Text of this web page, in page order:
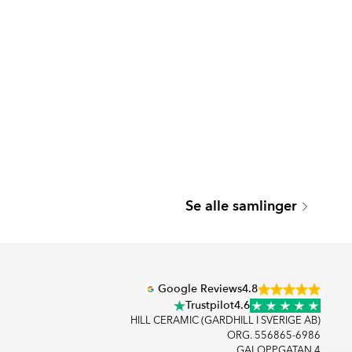
Se alle samlinger
Google Reviews4.8
Trustpilot4.6
HILL CERAMIC (GARDHILL I SVERIGE AB)
ORG. 556865-6986